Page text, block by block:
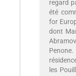
regard
été
for
dont
les